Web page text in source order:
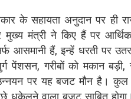
के सहायता अनुदान पर
मुख्य मंत्री ने किए हैं पर
आसमानी हैं, इन्हें धरती पर
पेंशसन, गरीबों को मकान
उन्नयन पर यह बजट मौन है।